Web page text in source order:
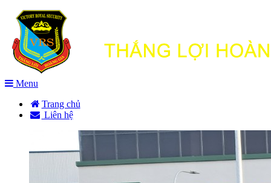
Menu
Trang chủ
Liên hệ